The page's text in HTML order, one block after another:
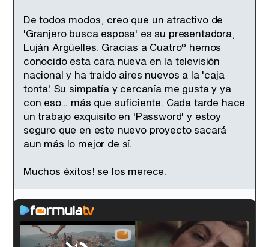
De todos modos, creo que un atractivo de
'Granjero busca esposa' es su presentadora,
Luján Argüelles. Gracias a Cuatroº hemos
conocido esta cara nueva en la televisión
nacional y ha traido aires nuevos a la 'caja
tonta'. Su simpatía y cercanía me gusta y ya
con eso... más que suficiente. Cada tarde hace
un trabajo exquisito en 'Password' y estoy
seguro que en este nuevo proyecto sacará
aun más lo mejor de sí.
Muchos éxitos! se los merece.